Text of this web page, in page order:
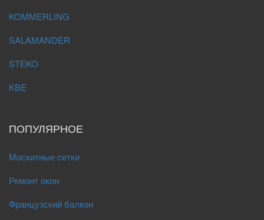
KOMMERLING
SALAMANDER
STEKO
KBE
ПОПУЛЯРНОЕ
Москитные сетки
Ремонт окон
Французский балкон